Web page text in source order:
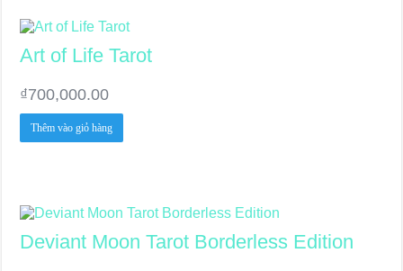
Art of Life Tarot
₫700,000.00
Thêm vào giỏ hàng
Deviant Moon Tarot Borderless Edition